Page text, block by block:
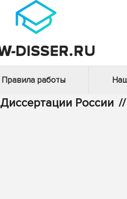
Правила работы
Диссертации России //